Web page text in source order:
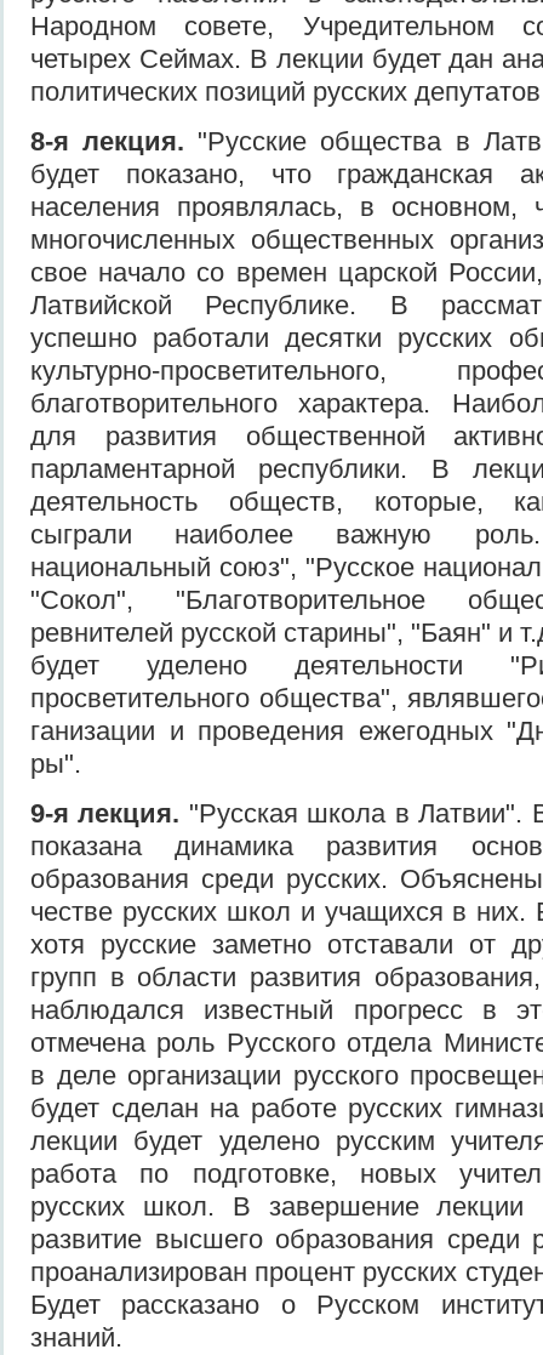
Народном совете, Учредительном
четырех Сеймах. В лекции будет дан
пол­итических позиций русских
8-я лекция. "Русские общества в
будет показано, что гражданская
населения проявлялась, в основном,
мно­гочисленных общественных
свое начало со времен царской
Лат­вийской Республике. В
успешно работали десятки русских
культурно-просветительного,
благотворительного характера.
для развития обще­ственной
парламентарной республи­ки. В
деятельность обществ, которые,
сыграли наиболее важную
национальный союз", "Русское
"Сокол", "Благотворительное
ревнителей русской старины", "Баян" и
будет уделено деятельности
просветительного общества",
ганизации и проведения ежегодных
ры".
9-я лекция. "Русская школа в Латвии".
показана динамика развития
образования среди русских.
честве русских школ и учащихся в них.
хотя русские заметно отставали от
групп в области развития
наблюдался известный прогресс в
отмечена роль Русского отдела
в деле организации русского
будет сделан на работе русских
лекции будет уделено русским
работа по подготовке, новых
русских школ. В завершение лекции
развитие высшего образования среди
проанали­зирован процент русских
Будет рассказано о Русском
знаний.